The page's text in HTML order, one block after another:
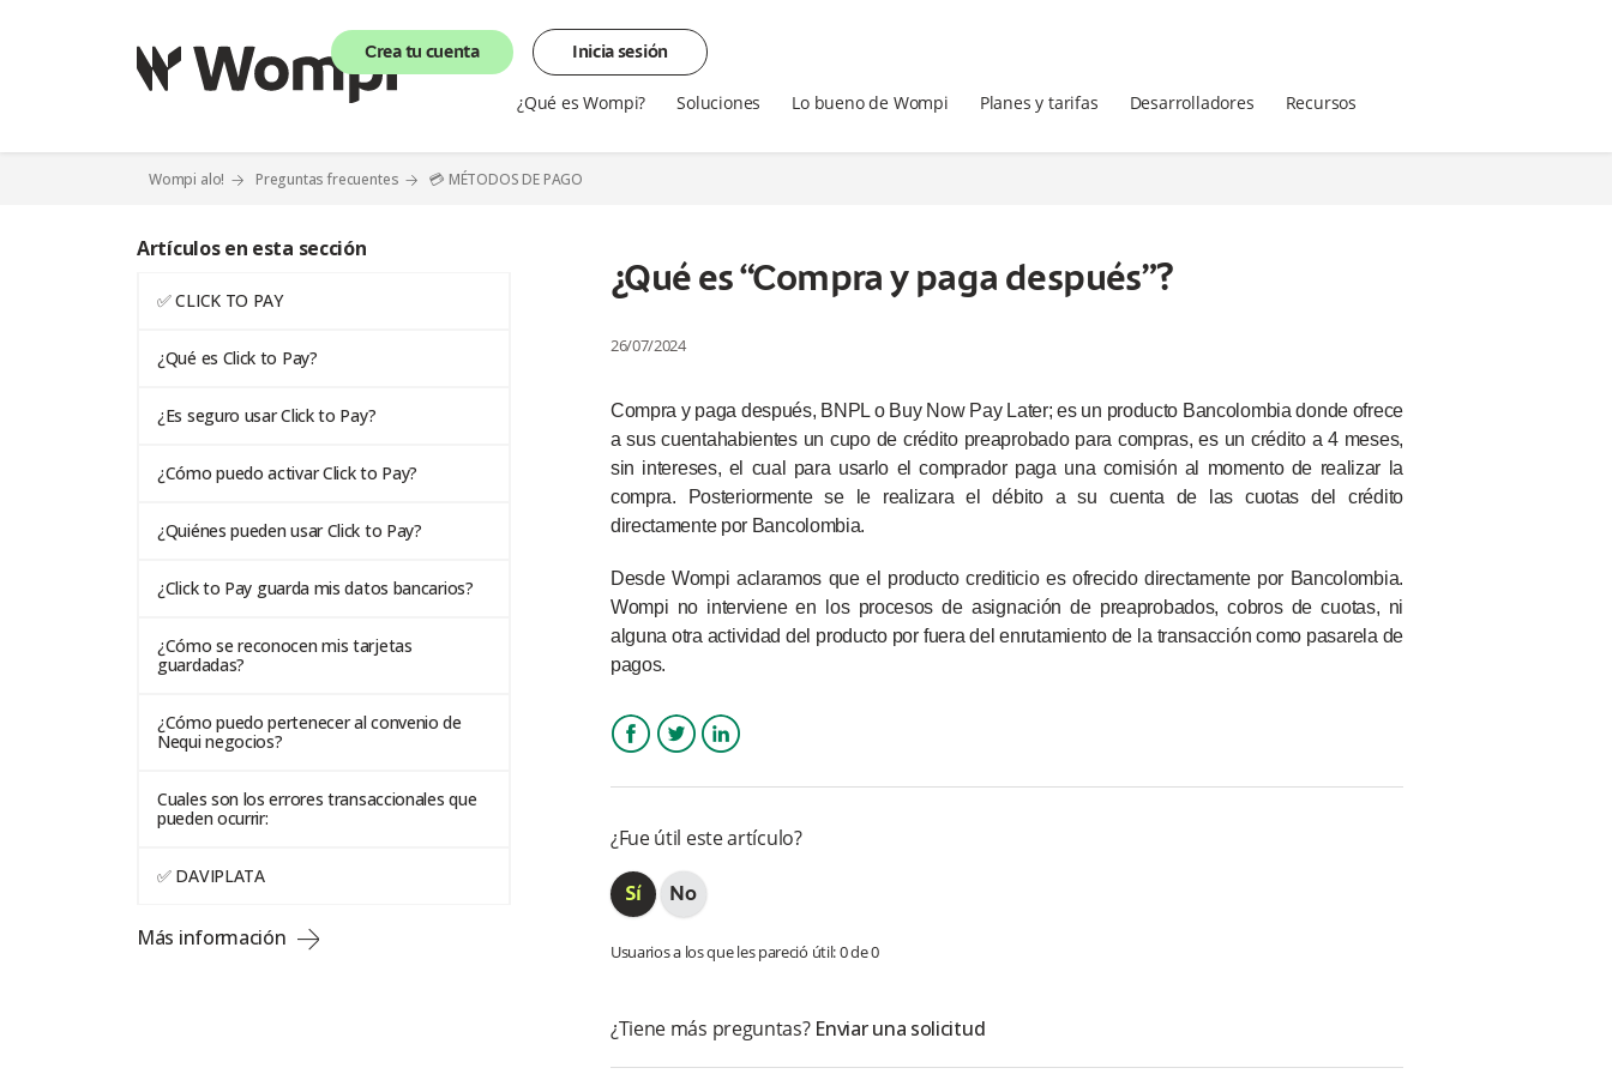
Crea tu cuenta Inicia sesión
¿Qué es Wompi? Soluciones Lo bueno de Wompi Planes y tarifas Desarrolladores Recursos
Wompi alo! Preguntas frecuentes 💳 MÉTODOS DE PAGO
Artículos en esta sección
✅ CLICK TO PAY
¿Qué es Click to Pay?
¿Es seguro usar Click to Pay?
¿Cómo puedo activar Click to Pay?
¿Quiénes pueden usar Click to Pay?
¿Click to Pay guarda mis datos bancarios?
¿Cómo se reconocen mis tarjetas
guardadas?
¿Cómo puedo pertenecer al convenio de
Nequi negocios?
Cuales son los errores transaccionales que
pueden ocurrir:
✅ DAVIPLATA
Más información
¿Qué es “Compra y paga después”?
26/07/2024
Compra y paga después, BNPL o Buy Now Pay Later; es un producto Bancolombia donde ofrece
a sus cuentahabientes un cupo de crédito preaprobado para compras, es un crédito a 4 meses,
sin intereses, el cual para usarlo el comprador paga una comisión al momento de realizar la
compra. Posteriormente se le realizara el débito a su cuenta de las cuotas del crédito
directamente por Bancolombia.
Desde Wompi aclaramos que el producto crediticio es ofrecido directamente por Bancolombia.
Wompi no interviene en los procesos de asignación de preaprobados, cobros de cuotas, ni
alguna otra actividad del producto por fuera del enrutamiento de la transacción como pasarela de
pagos.
¿Fue útil este artículo?
Usuarios a los que les pareció útil: 0 de 0
¿Tiene más preguntas? Enviar una solicitud